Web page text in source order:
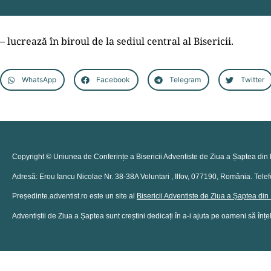
– lucrează în biroul de la sediul central al Bisericii.
WhatsApp Facebook Telegram Twitter
Copyright © Uniunea de Conferințe a Bisericii Adventiste de Ziua a Șaptea
Adresă: Erou Iancu Nicolae Nr. 38-38A Voluntari , Ilfov, 077190, România.
Președinte.adventist.ro este un site al Bisericii Adventiste de Ziua a Șaptea
Adventiștii de Ziua a Șaptea sunt creștini dedicați în a-i ajuta pe oameni să